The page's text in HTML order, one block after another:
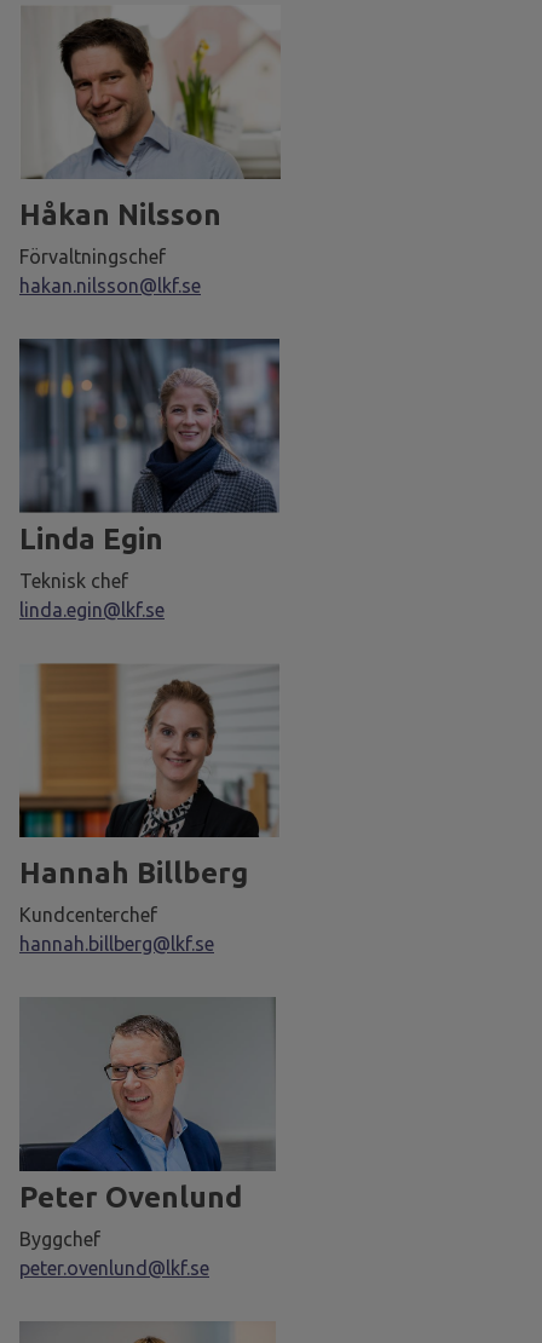
Håkan Nilsson
Förvaltningschef
hakan.nilsson@lkf.se
Linda Egin
Teknisk chef
linda.egin@lkf.se
Hannah Billberg
Kundcenterchef
hannah.billberg@lkf.se
Peter Ovenlund
Byggchef
peter.ovenlund@lkf.se